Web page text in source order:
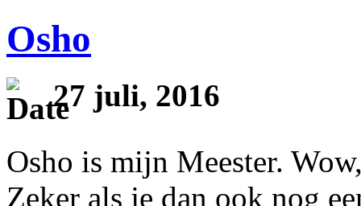
Osho
27 juli, 2016
Osho is mijn Meester.
Zeker als je dan ook nog